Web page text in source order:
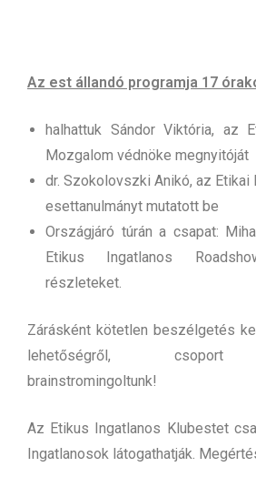
Az est állandó programja 17
halhattuk Sándor Viktória, az
Mozgalom védnöke megnyitóját
dr. Szokolovszki Anikó, az
esettanulmányt mutatott be
Országjáró túrán a csapat:
Etikus Ingatlanos
részleteket.
Zárásként kötetlen beszélgetés
lehetőségről, csoport
brainstromingoltunk!
Az Etikus Ingatlanos Klubestet
Ingatlanosok látogathatják.